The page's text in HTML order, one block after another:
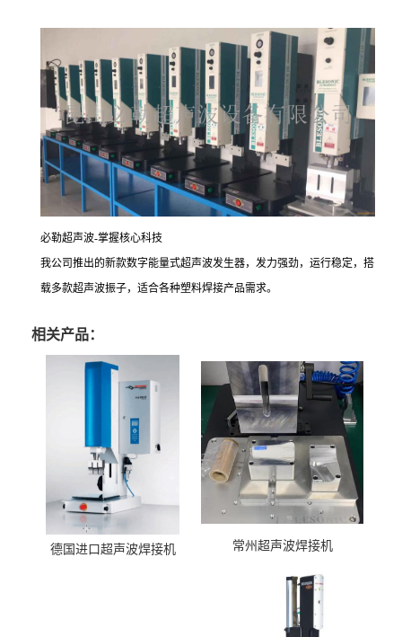
必勒超声波-掌握核心科技
我公司推出的新款数字能量式超声波发生器，发力强劲，运行稳定，搭
载多款超声波振子，适合各种塑料焊接产品需求。
相关产品：
德国进口超声波焊接机 常州超声波焊接机